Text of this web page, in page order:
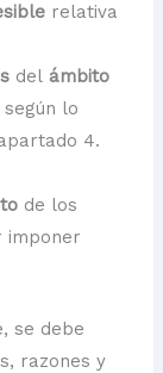
relativa
delámbito
según lo
4.
de los
imponer
se debe
razones y